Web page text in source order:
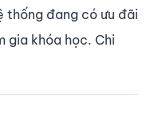
thống đang có ưu đãi
gia khóa học. Chi